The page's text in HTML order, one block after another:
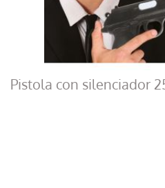
Pistola con silenciador